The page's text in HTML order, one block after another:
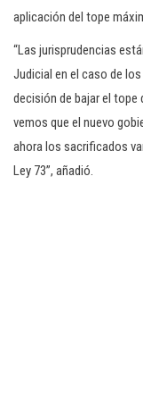
aplicación del tope
“Las jurisprudencias
Judicial en el caso de
decisión de bajar el tope
vemos que el nuevo
ahora los sacrificados
Ley 73”, añadió.